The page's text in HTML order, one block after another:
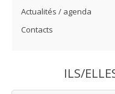
Actualités / agenda
Contacts
ILS/